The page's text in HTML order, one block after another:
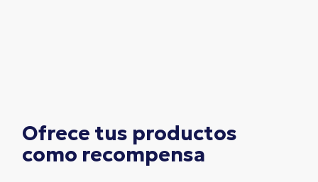
Ofrece tus productos
como recompensa